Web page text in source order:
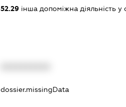
52.29інша допоміжна діяльність у
dossier.missingData